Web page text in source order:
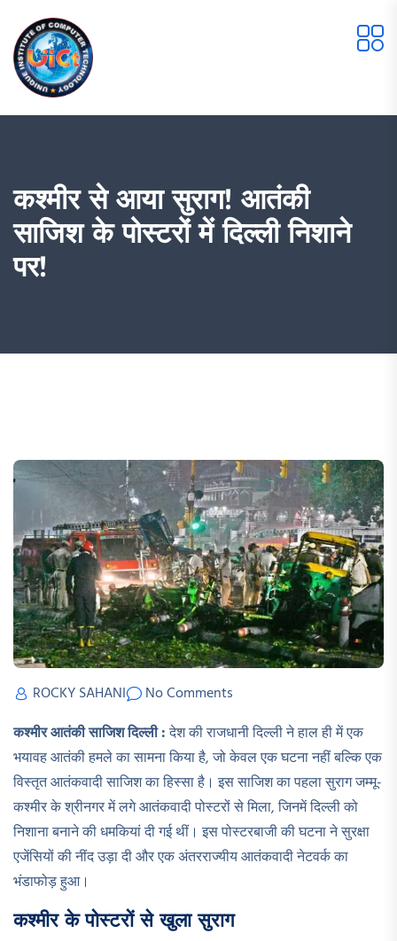
कश्मीर से आया सुराग! आतंकी
साजिश के पोस्टरों में दिल्ली निशाने
पर!
ROCKY SAHANI
No Comments
कश्मीर आतंकी साजिश दिल्ली :देश की राजधानी दिल्ली ने हाल ही में एक
भयावह आतंकी हमले का सामना किया है, जो केवल एक घटना नहीं बल्कि एक
विस्तृत आतंकवादी साजिश का हिस्सा है। इस साजिश का पहला सुराग जम्मू-
कश्मीर के श्रीनगर में लगे आतंकवादी पोस्टरों से मिला, जिनमें दिल्ली को
निशाना बनाने की धमकियां दी गई थीं। इस पोस्टरबाजी की घटना ने सुरक्षा
एजेंसियों की नींद उड़ा दी और एक अंतरराज्यीय आतंकवादी नेटवर्क का
भंडाफोड़ हुआ।
कश्मीर के पोस्टरों से खुला सुराग